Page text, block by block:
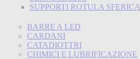
SUPPORTI ROTULA SFERICA
BARRE A LED
CARDANI
CATADIOTTRI
CHIMICI E LUBRIFICAZIONE